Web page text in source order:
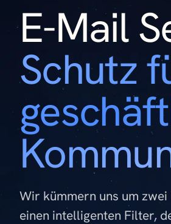
E-Mail
Schutz
Wir kümmern uns um
einen intelligenten Filter,